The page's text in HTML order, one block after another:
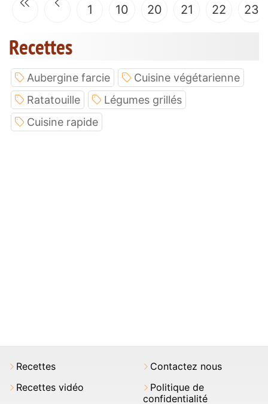
1 10 20 21 22 23
Recettes
Aubergine farcie
Cuisine végétarienne
Ratatouille
Légumes grillés
Cuisine rapide
Recettes
Recettes vidéo
Contactez nous
Politique de
confidentialité